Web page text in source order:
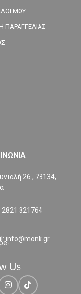
ΜΟΥ
ΠΑΡΑΓΓΕΛΙΑΣ
26 , 73134,
2821 821764
info@monk.gr
Us